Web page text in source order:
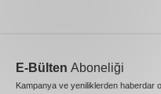
E-Bülten Aboneliği
Kampanya ve yeniliklerden haberdar